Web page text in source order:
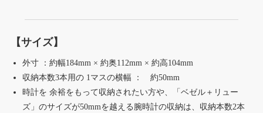
【サイズ】
外寸 ：約幅184mm × 約奥112mm × 約高104mm
収納本数3本用の 1マスの横幅 ： 約50mm
時計を 余裕をもって収納されたい方や、「ベゼル＋リュー
ズ」のサイズが50mmを越える腕時計の収納は、収納本数2本